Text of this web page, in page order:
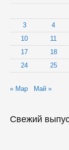
3
4
10
11
17
18
24
25
« Мар Май »
Свежий